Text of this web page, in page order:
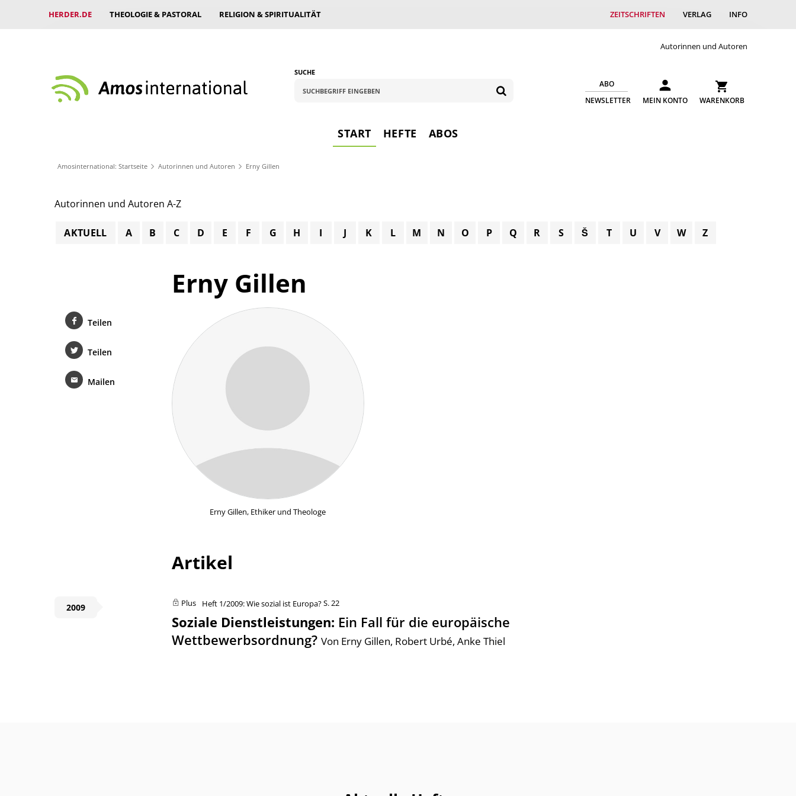
HERDER.DE THEOLOGIE & PASTORAL RELIGION & SPIRITUALITÄT ZEITSCHRIFTEN VERLAG INFO
Autorinnen und Autoren
SUCHE
ABO
NEWSLETTER
MEIN KONTO WARENKORB
START HEFTE ABOS
Amosinternational: Startseite Autorinnen und Autoren Erny Gillen
Autorinnen und Autoren A-Z
AKTUELL A B C D E F G H I J K L M N O P Q R S Š T U V W Z
Erny Gillen
Erny Gillen, Ethiker und Theologe
Teilen
Teilen
Mailen
Artikel
2009 Plus Heft 1/2009: Wie sozial ist Europa?S. 22
Soziale Dienstleistungen: Ein Fall für die europäische
Wettbewerbsordnung? Von Erny Gillen, Robert Urbé, Anke Thiel